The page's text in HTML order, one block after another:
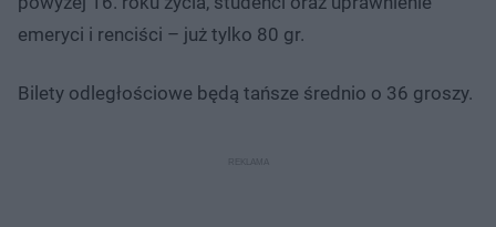
emeryci i renciści – już tylko 80 gr.
Bilety odległościowe będą tańsze średnio o 36 groszy.